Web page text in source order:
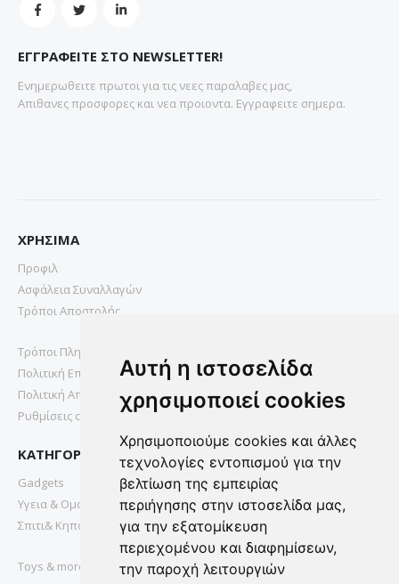
Αυτή η ιστοσελίδα
χρησιμοποιεί cookies
Χρησιμοποιούμε cookies και άλλες
τεχνολογίες εντοπισμού για την
βελτίωση της εμπειρίας
περιήγησης στην ιστοσελίδα μας,
για την εξατομίκευση
περιεχομένου και διαφημίσεων,
την παροχή λειτουργιών
ΕΓΓΡΑΦΕΙΤΕ ΣΤΟ NEWSLETTER!
Ενημερωθειτε πρωτοι για τις νεες παραλαβες μας,
Απιθανες προσφορες και νεα προιοντα. Εγγραφειτε σημερα.
ΧΡΗΣΙΜΑ
Προφιλ
Ασφάλεια Συναλλαγών
Τρόποι Αποστολής
Τρόποι Πληρωμής
Πολιτική Επιστροφών
Πολιτική Απορρήτου
Ρυθμίσεις cookies
ΚΑΤΗΓΟΡΙΕΣ
Gadgets
Υγεια & Ομορφια
Σπιτι& Κηπος
Toys & more